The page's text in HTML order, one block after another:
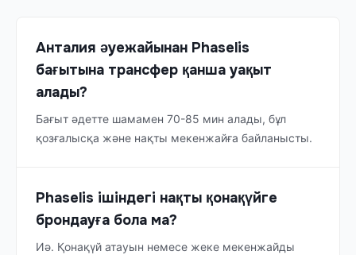
Анталия әуежайынан Phaselis
бағытына трансфер қанша уақыт
алады?
Бағыт әдетте шамамен 70-85 мин алады, бұл
қозғалысқа және нақты мекенжайға байланысты.
Phaselis ішіндегі нақты қонақүйге
брондауға бола ма?
Иә. Қонақүй атауын немесе жеке мекенжайды